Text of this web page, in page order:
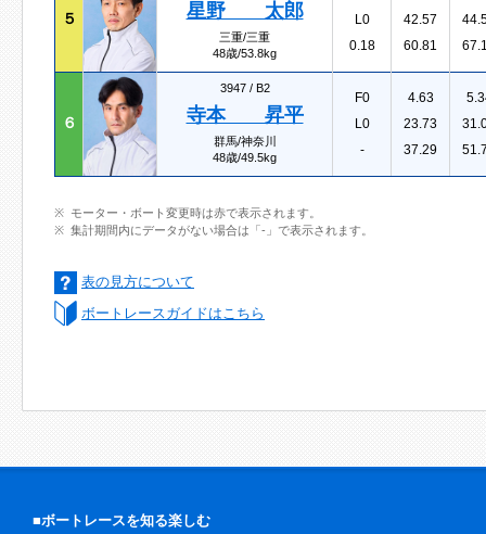
５ 星野 太郎
三重/三重
48歳/53.8kg
L0
0.18
42.57
60.81
６
3947 / B2
寺本 昇平
群馬/神奈川
48歳/49.5kg
F0
L0
-
4.63
23.73
37.29
モーター・ボート変更時は赤で表示されます。
集計期間内にデータがない場合は「-」で表示されます。
表の見方について
ボートレースガイドはこちら
■ボートレースを知る楽しむ